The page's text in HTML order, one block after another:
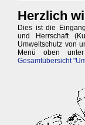
Herzlich
Dies ist die
und Herrschaft
Umweltschutz von
Menü oben
Gesamtübersicht